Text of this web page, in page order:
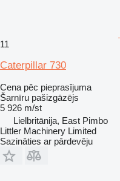
11
Caterpillar 730
Cena pēc pieprasījuma
Šarnīru pašizgāzējs
5 926 m/st
Lielbritānija, East Pimbo
Littler Machinery Limited
Sazināties ar pārdevēju